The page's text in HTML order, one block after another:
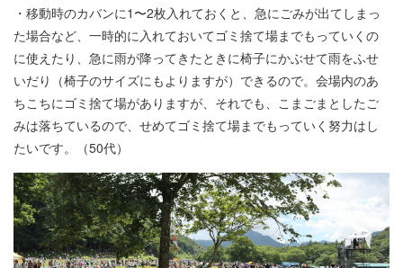
・移動時のカバンに1〜2枚入れておくと、急にごみが出てしまっ
た場合など、一時的に入れておいてゴミ捨て場までもっていくの
に使えたり、急に雨が降ってきたときに椅子にかぶせて雨をふせ
いだり（椅子のサイズにもよりますが）できるので。会場内のあ
ちこちにゴミ捨て場がありますが、それでも、こまごまとしたご
みは落ちているので、せめてゴミ捨て場までもっていく努力はし
たいです。（50代）